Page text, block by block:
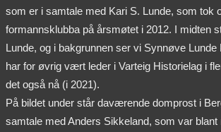
som er i samtale med Kari S. Lunde, som tok
formannsklubba på årsmøtet i 2012. I midten
Lunde, og i bakgrunnen ser vi Synnøve Lunde
har for øvrig vært leder i Varteig Historielag i
det også nå (i 2021).
På bildet under står daværende domprost i
samtale med Anders Sikkeland, som var